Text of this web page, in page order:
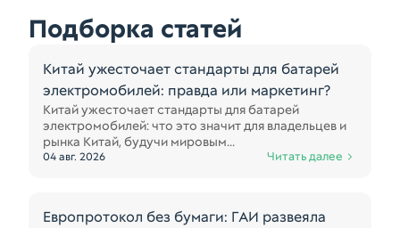
Подборка статей
Китай ужесточает стандарты для батарей
электромобилей: правда или маркетинг?
Китай ужесточает стандарты для батарей
электромобилей: что это значит для владельцев и
рынка Китай, будучи мировым...
04 авг. 2026 Читать далее
Европротокол без бумаги: ГАИ развеяла